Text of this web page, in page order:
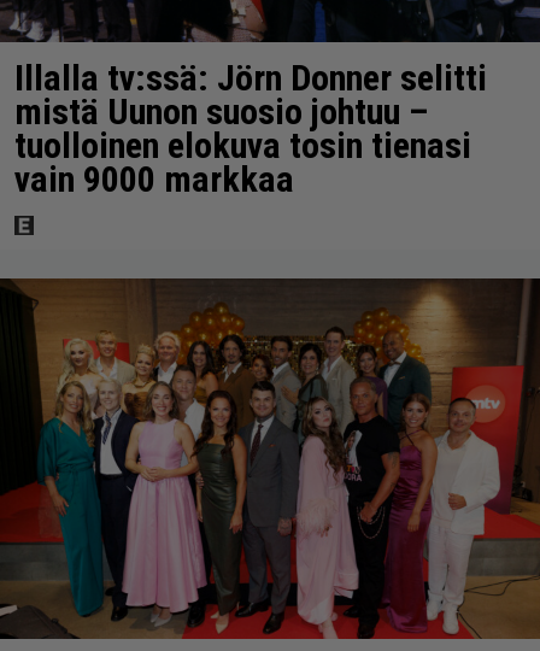
Illalla tv:ssä: Jörn Donner selitti
mistä Uunon suosio johtuu –
tuolloinen elokuva tosin tienasi
vain 9000 markkaa